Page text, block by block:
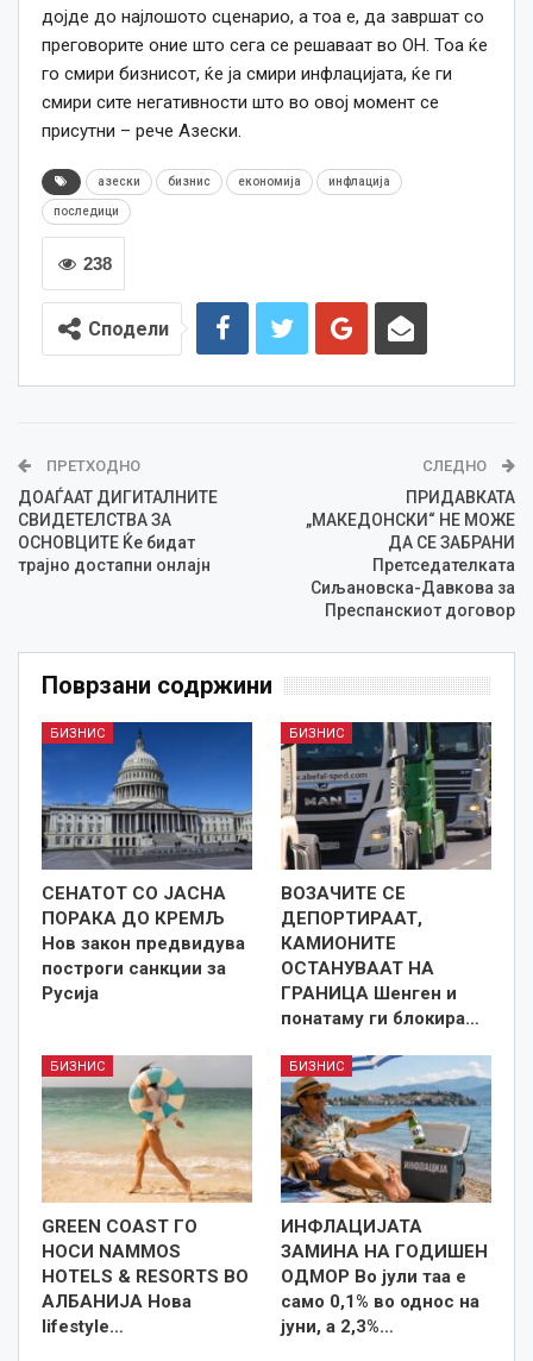
дојде до најлошото сценарио, а тоа е, да завршат со
преговорите оние што сега се решаваат во ОН. Тоа ќе
го смири бизнисот, ќе ја смири инфлацијата, ќе ги
смири сите негативности што во овој момент се
присутни – рече Азески.
азески бизнис економија инфлација
последици
238
Сподели
ПРЕТХОДНО
ДОАЃААТ ДИГИТАЛНИТЕ
СВИДЕТЕЛСТВА ЗА
ОСНОВЦИТЕ Ќе бидат
трајно достапни онлајн
СЛЕДНО
ПРИДАВКАТА
„МАКЕДОНСКИ“ НЕ МОЖЕ
ДА СЕ ЗАБРАНИ
Претседателката
Сиљановска-Давкова за
Преспанскиот договор
Поврзани содржини
БИЗНИС
СЕНАТОТ СО ЈАСНА
ПОРАКА ДО КРЕМЉ
Нов закон предвидува
построги санкции за
Русија
БИЗНИС
ВОЗАЧИТЕ СЕ
ДЕПОРТИРААТ,
КАМИОНИТЕ
ОСТАНУВААТ НА
ГРАНИЦА Шенген и
понатаму ги блокира…
БИЗНИС
GREEN COAST ГО
НОСИ NAMMOS
HOTELS & RESORTS ВО
АЛБАНИЈА Нова
lifestyle…
БИЗНИС
ИНФЛАЦИЈАТА
ЗАМИНА НА ГОДИШЕН
ОДМОР Во јули таа е
само 0,1% во однос на
јуни, а 2,3%…